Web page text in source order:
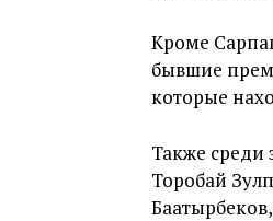
Кроме
бывшие
которые
Также среди
Торобай